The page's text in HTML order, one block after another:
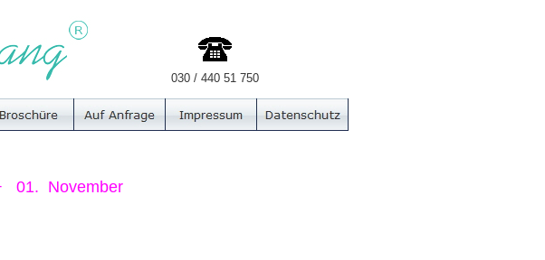
030 / 440 51 750
01. November